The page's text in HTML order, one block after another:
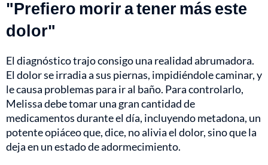
"Prefiero morir a tener más este
dolor"
El diagnóstico trajo consigo una realidad abrumadora.
El dolor se irradia a sus piernas, impidiéndole caminar, y
le causa problemas para ir al baño. Para controlarlo,
Melissa debe tomar una gran cantidad de
medicamentos durante el día, incluyendo metadona, un
potente opiáceo que, dice, no alivia el dolor, sino que la
deja en un estado de adormecimiento.